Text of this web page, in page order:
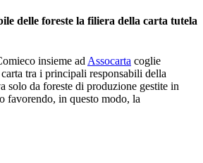
delle foreste la filiera della carta tutela
insieme ad Assocarta coglie
tra i principali responsabili della
solo da foreste di produzione gestite in
favorendo, in questo modo, la